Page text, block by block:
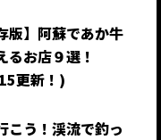
版】阿蘇であか牛
るお店９選！
更新！)
こう！渓流で釣っ